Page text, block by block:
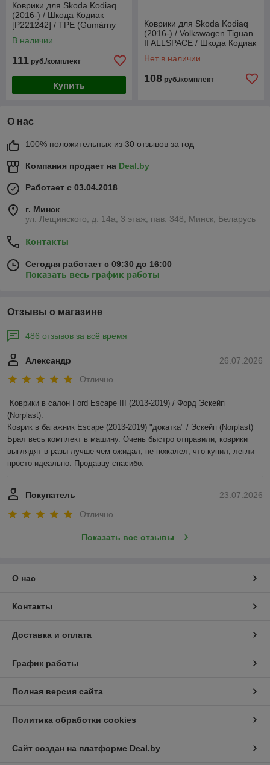
Коврики для Skoda Kodiaq
(2016-) / Шкода Кодиак
[P221242] / TPE (Gumárny
В наличии
111 руб./комплект
Купить
Коврики для Skoda Kodiaq
(2016-) / Volkswagen Tiguan
II ALLSPACE / Шкода Кодиак
Нет в наличии
108 руб./комплект
О нас
100% положительных из 30 отзывов за год
Компания продает на Deal.by
Работает с 03.04.2018
г. Минск
ул. Лещинского, д. 14а, 3 этаж, пав. 348, Минск, Беларусь
Контакты
Сегодня работает с 09:30 до 16:00
Показать весь график работы
Отзывы о магазине
486 отзывов за всё время
26.07.2026
Александр
Отлично
Коврики в салон Ford Escape III (2013-2019) / Форд Эскейп
(Norplast).
Коврик в багажник Escape (2013-2019) "докатка" / Эскейп (Norplast)
Брал весь комплект в машину. Очень быстро отправили, коврики
выглядят в разы лучше чем ожидал, не пожалел, что купил, легли
просто идеально. Продавцу спасибо.
23.07.2026
Покупатель
Отлично
Показать все отзывы
О нас
Контакты
Доставка и оплата
График работы
Полная версия сайта
Политика обработки cookies
Сайт создан на платформе Deal.by